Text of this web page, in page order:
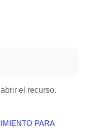
el recurso.
PARA